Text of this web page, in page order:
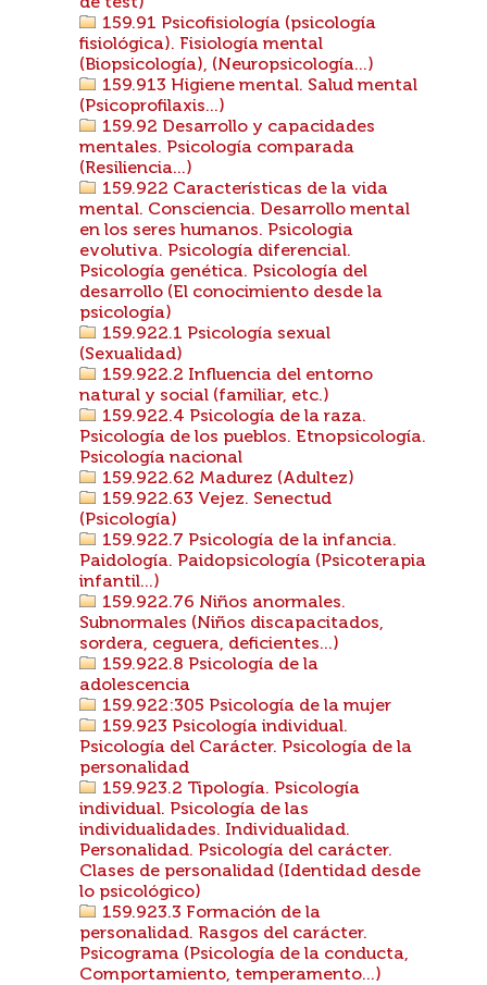
159.91 Psicofisiología (psicología
fisiológica). Fisiología mental
(Biopsicología), (Neuropsicología...)
159.913 Higiene mental. Salud mental
(Psicoprofilaxis...)
159.92 Desarrollo y capacidades
mentales. Psicología comparada
(Resiliencia...)
159.922 Características de la vida
mental. Consciencia. Desarrollo mental
en los seres humanos. Psicologia
evolutiva. Psicología diferencial.
Psicología genética. Psicología del
desarrollo (El conocimiento desde la
psicología)
159.922.1 Psicología sexual
(Sexualidad)
159.922.2 Influencia del entorno
natural y social (familiar, etc.)
159.922.4 Psicología de la raza.
Psicología de los pueblos. Etnopsicología.
Psicología nacional
159.922.62 Madurez (Adultez)
159.922.63 Vejez. Senectud
(Psicología)
159.922.7 Psicología de la infancia.
Paidología. Paidopsicología (Psicoterapia
infantil...)
159.922.76 Niños anormales.
Subnormales (Niños discapacitados,
sordera, ceguera, deficientes...)
159.922.8 Psicología de la
adolescencia
159.922:305 Psicología de la mujer
159.923 Psicología individual.
Psicología del Carácter. Psicología de la
personalidad
159.923.2 Tipología. Psicología
individual. Psicología de las
individualidades. Individualidad.
Personalidad. Psicología del carácter.
Clases de personalidad (Identidad desde
lo psicológico)
159.923.3 Formación de la
personalidad. Rasgos del carácter.
Psicograma (Psicología de la conducta,
Comportamiento, temperamento...)